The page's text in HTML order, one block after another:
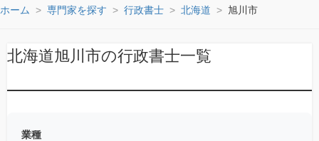
ホーム 専門家を探す 行政書士 北海道 旭川市
北海道旭川市の行政書士一覧
業種